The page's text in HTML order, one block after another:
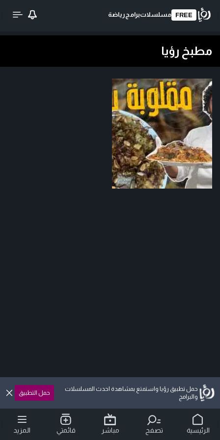
FREE مسلسلاتبرامج رياضة
مطبخ رؤيا
حمل تطبيق رؤيا واستمتع بمشاهدة احدث المسلسلات
والبرامج
حمل التطبيق
الرئيسية تصفح مباشر قائمتي المزيد